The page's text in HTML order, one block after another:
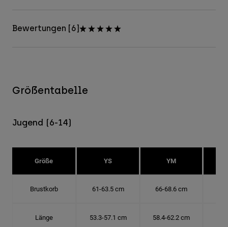
Bewertungen [6]
Größentabelle
Jugend (6-14)
Größe YS YM
Brustkorb 61-63.5 cm 66-68.6 cm
Länge 53.3-57.1 cm 58.4-62.2 cm